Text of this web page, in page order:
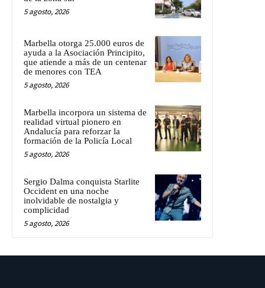
5 agosto, 2026
Marbella otorga 25.000 euros de
ayuda a la Asociación Principito,
que atiende a más de un centenar
de menores con TEA
5 agosto, 2026
Marbella incorpora un sistema de
realidad virtual pionero en
Andalucía para reforzar la
formación de la Policía Local
5 agosto, 2026
Sergio Dalma conquista Starlite
Occident en una noche
inolvidable de nostalgia y
complicidad
5 agosto, 2026